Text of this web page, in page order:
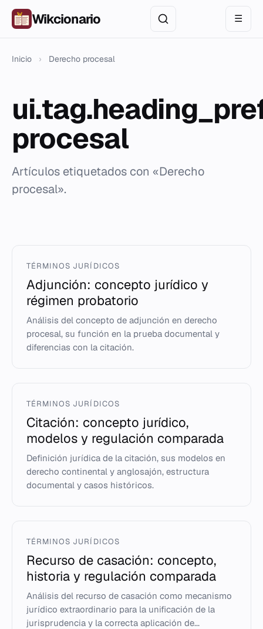
Wikcionario ☰
Inicio › Derecho procesal
procesal
Artículos etiquetados con «Derecho
procesal».
TÉRMINOS JURÍDICOS
Adjunción: concepto jurídico y
régimen probatorio
Análisis del concepto de adjunción en derecho
procesal, su función en la prueba documental y
diferencias con la citación.
TÉRMINOS JURÍDICOS
Citación: concepto jurídico,
modelos y regulación comparada
Definición jurídica de la citación, sus modelos en
derecho continental y anglosajón, estructura
documental y casos históricos.
TÉRMINOS JURÍDICOS
Recurso de casación: concepto,
historia y regulación comparada
Análisis del recurso de casación como mecanismo
jurídico extraordinario para la unificación de la
jurisprudencia y la correcta aplicación de...